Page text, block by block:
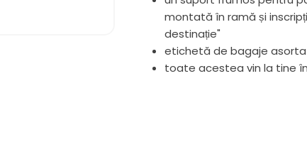
montată în ramă și
destinație"
etichetă de bagaje
toate acestea vin la tine